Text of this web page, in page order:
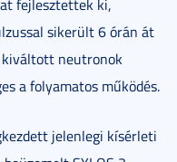
fejlesztettek ki,
sikerült 6 órán át
kiváltott neutronok
a folyamatos működés.
jelenlegi kísérleti